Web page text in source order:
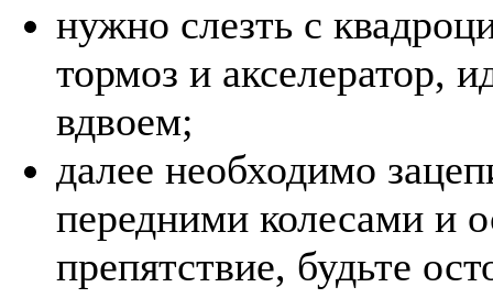
нужно слезть с
тормоз и акселератор,
вдвоем;
далее необходимо
передними колесами и
препятствие, будьте